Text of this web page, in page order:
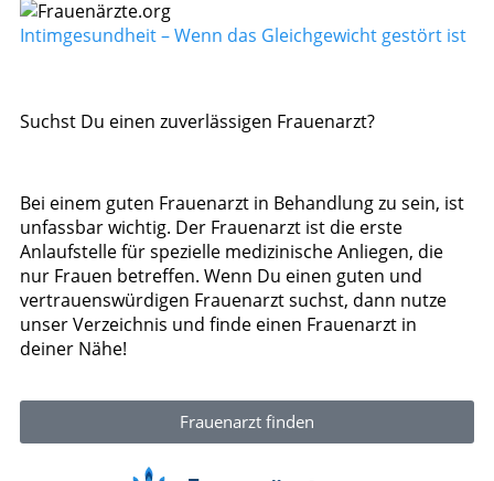
Intimgesundheit – Wenn das Gleichgewicht gestört ist
Suchst Du einen zuverlässigen Frauenarzt?
Bei einem guten Frauenarzt in Behandlung zu sein, ist
unfassbar wichtig. Der Frauenarzt ist die erste
Anlaufstelle für spezielle medizinische Anliegen, die
nur Frauen betreffen. Wenn Du einen guten und
vertrauenswürdigen Frauenarzt suchst, dann nutze
unser Verzeichnis und finde einen Frauenarzt in
deiner Nähe!
Frauenarzt finden